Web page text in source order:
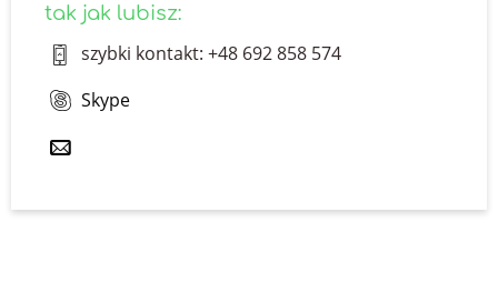
tak jak lubisz:
szybki kontakt: +48 692 858 574
Skype